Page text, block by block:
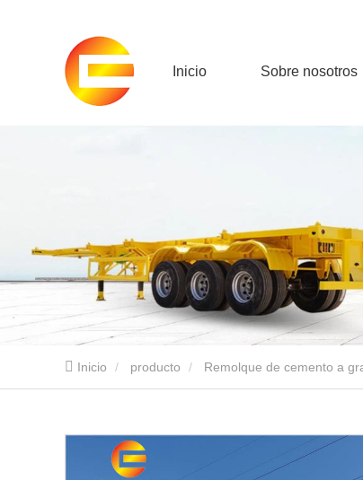
Inicio Sobre nosotros
Inicio producto Remolque de cemento a